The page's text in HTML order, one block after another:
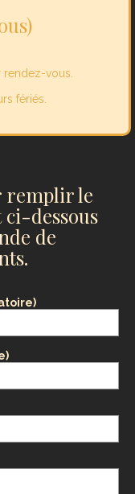
)
vous.
fériés.
remplir le
dessous
de